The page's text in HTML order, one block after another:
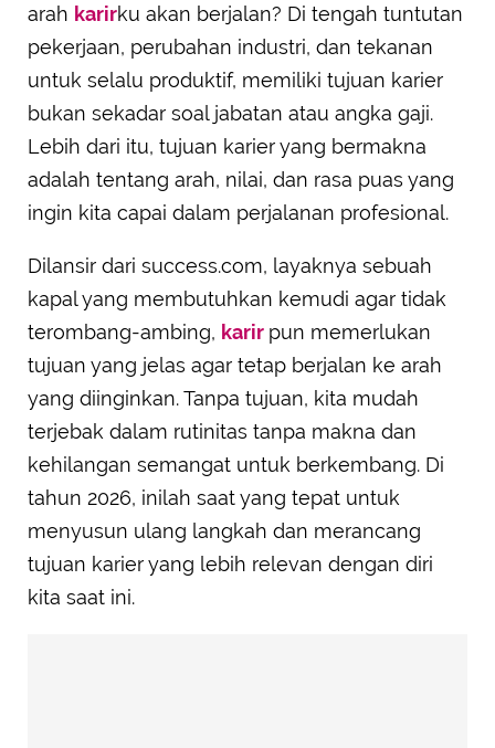
arah karirku akan berjalan? Di tengah tuntutan
pekerjaan, perubahan industri, dan tekanan
untuk selalu produktif, memiliki tujuan karier
bukan sekadar soal jabatan atau angka gaji.
Lebih dari itu, tujuan karier yang bermakna
adalah tentang arah, nilai, dan rasa puas yang
ingin kita capai dalam perjalanan profesional.
Dilansir dari success.com, layaknya sebuah
kapal yang membutuhkan kemudi agar tidak
terombang-ambing, karir pun memerlukan
tujuan yang jelas agar tetap berjalan ke arah
yang diinginkan. Tanpa tujuan, kita mudah
terjebak dalam rutinitas tanpa makna dan
kehilangan semangat untuk berkembang. Di
tahun 2026, inilah saat yang tepat untuk
menyusun ulang langkah dan merancang
tujuan karier yang lebih relevan dengan diri
kita saat ini.